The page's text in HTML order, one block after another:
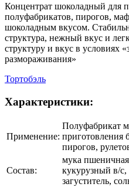
Концентрат шоколадный для
полуфабрикатов, пирогов,
шоколадным вкусом.
структура, нежный вкус и
структуру и вкус в условиях
размораживания»
Тортобэль
Характеристики:
Применение:
Полуфабрикат
приготовления
пирогов,
Состав:
мука
кукурузный в/с,
загуститель,